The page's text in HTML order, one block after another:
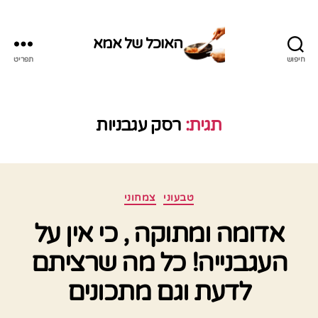
חיפוש
האוכל של אמא
תפריט
תגית: רסק עגבניות
קטגוריות טבעוני צמחוני
אדומה ומתוקה , כי אין על
העגבנייה! כל מה שרציתם
לדעת וגם מתכונים